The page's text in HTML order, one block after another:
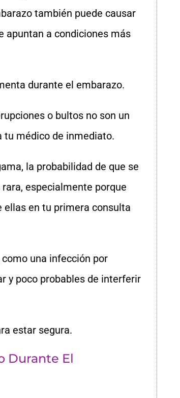
también puede causar
apuntan a condiciones más
durante el embarazo.
o bultos no son un
tu médico de inmediato.
la probabilidad de que se
especialmente porque
ellas en tu primera consulta
una infección por
y poco probables de interferir
estar segura.
Durante El